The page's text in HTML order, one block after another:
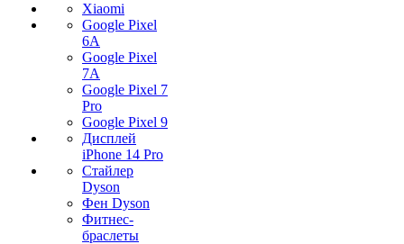
Xiaomi
Google Pixel
6A
Google Pixel
7А
Google Pixel 7
Pro
Google Pixel 9
Дисплей
iPhone 14 Pro
Стайлер
Dyson
Фен Dyson
Фитнес-
браслеты